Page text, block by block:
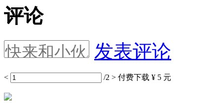
评论
发表评论
< /2 > 付费下载 ¥ 5 元